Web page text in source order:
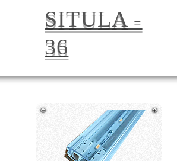
SITULA -
36